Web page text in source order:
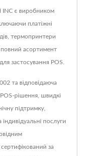
INC є виробником
платіжні
термопринтери
повний асортимент
застосування POS.
та відповідаюча
рішення, швидкі
підтримку,
послуги
за